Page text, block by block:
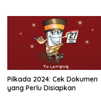
Pilkada 2024: Cek Dokumen
yang Perlu Disiapkan